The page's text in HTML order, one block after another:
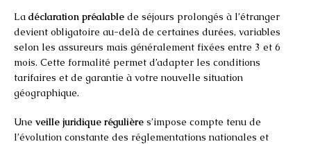
La déclaration préalable de séjours prolongés à l’étranger
devient obligatoire au-delà de certaines durées, variables
selon les assureurs mais généralement fixées entre 3 et 6
mois. Cette formalité permet d’adapter les conditions
tarifaires et de garantie à votre nouvelle situation
géographique.
Une veille juridique régulière s’impose compte tenu de
l’évolution constante des réglementations nationales et